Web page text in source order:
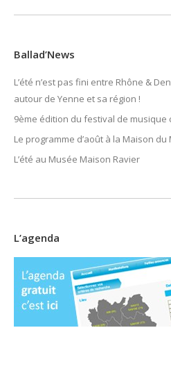
Ballad’News
L’été n’est pas fini entre Rhône &
autour de Yenne et sa région !
9ème édition du festival de musique
Le programme d’août à la Maison du
L’été au Musée Maison Ravier
L’agenda